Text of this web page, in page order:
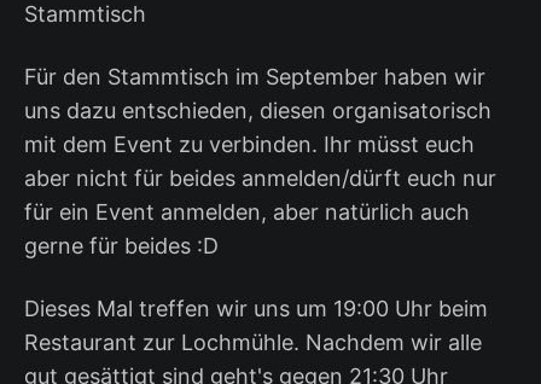
Stammtisch
Für den Stammtisch im September haben wir
uns dazu entschieden, diesen organisatorisch
mit dem Event zu verbinden. Ihr müsst euch
aber nicht für beides anmelden/dürft euch nur
für ein Event anmelden, aber natürlich auch
gerne für beides :D
Dieses Mal treffen wir uns um 19:00 Uhr beim
Restaurant zur Lochmühle. Nachdem wir alle
gut gesättigt sind geht's gegen 21:30 Uhr